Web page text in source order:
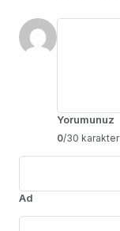
Yorumunuz
0/30 karakter
Ad